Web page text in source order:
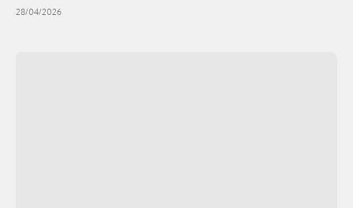
28/04/2026